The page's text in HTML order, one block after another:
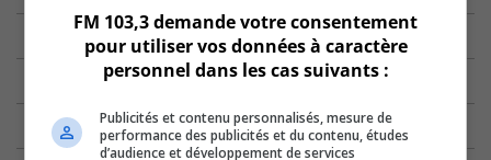
FM 103,3 demande votre consentement
pour utiliser vos données à caractère
personnel dans les cas suivants :
Publicités et contenu personnalisés, mesure de
performance des publicités et du contenu, études
d’audience et développement de services